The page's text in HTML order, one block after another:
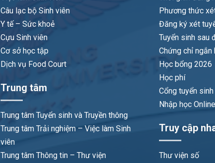
Câu lạc bộ Sinh viên
Y tế – Sức khoẻ
Cựu Sinh viên
Cơ sở học tập
Dịch vụ Food Court
Trung tâm
Trung tâm Tuyển sinh và Truyền thông
Trung tâm Trải nghiệm – Việc làm Sinh
viên
Trung tâm Thông tin – Thư viện
Phương thức
Đăng ký xét
Tuyển sinh sau
Chứng chỉ ngắn
Học bổng 2026
Học phí
Cổng tuyển sinh
Nhập học Online
Truy cập
Thư viện số